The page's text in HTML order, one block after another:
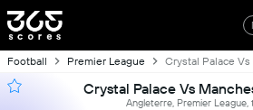
Football Premier League Crystal Palace
Crystal Palace Vs
Angleterre, Premier League,